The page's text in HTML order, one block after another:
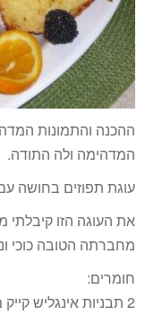
המדהימה ולה התודה.
עוגת תפוזים בחושה
את העוגה הזו קיבלתי
מחברתה הטובה כוכי
חומרים:
2 תבניות אינגליש קייק מקרטון, משומנות